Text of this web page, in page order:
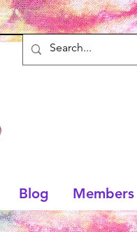
Blog Members